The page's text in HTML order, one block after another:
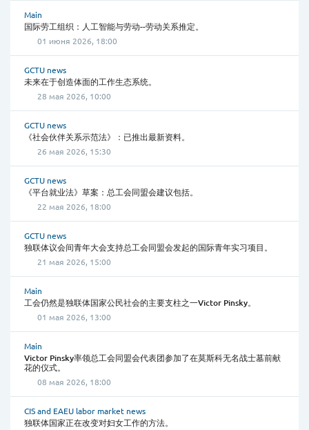
Main
国际劳工组织：人工智能与劳动--劳动关系推定。
01 июня 2026, 18:00
GCTU news
未来在于创造体面的工作生态系统。
28 мая 2026, 10:00
GCTU news
《社会伙伴关系示范法》：已推出最新资料。
26 мая 2026, 15:30
GCTU news
《平台就业法》草案：总工会同盟会建议包括。
22 мая 2026, 18:00
GCTU news
独联体议会间青年大会支持总工会同盟会发起的国际青年实习项目。
21 мая 2026, 15:00
Main
工会仍然是独联体国家公民社会的主要支柱之一Victor Pinsky。
01 мая 2026, 13:00
Main
Victor Pinsky率领总工会同盟会代表团参加了在莫斯科无名战士墓前献
花的仪式。
08 мая 2026, 18:00
CIS and EAEU labor market news
独联体国家正在改变对妇女工作的方法。